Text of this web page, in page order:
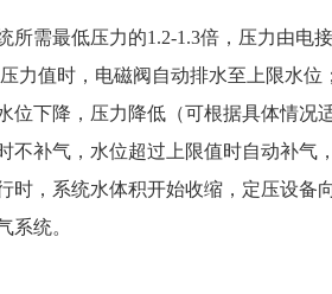
需最低压力的1.2-1.3倍，压力由电
力值时，电磁阀自动排水至上限水
位下降，压力降低（可根据具体情
不补气，水位超过上限值时自动补
时，系统水体积开始收缩，定压设
系统。